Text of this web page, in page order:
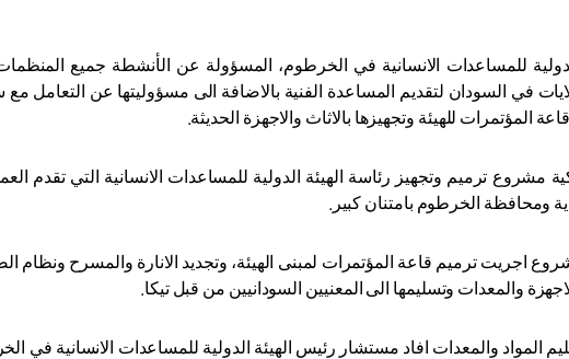
للمساعدات الانسانية في الخرطوم، المسؤولة عن الأنشطة جميع
في السودان لتقديم المساعدة الفنية بالاضافة الى مسؤوليتها عن التعامل
المؤتمرات للهيئة وتجهيزها بالاثاث والاجهزة الحديثة.
مشروع ترميم وتجهيز رئاسة الهيئة الدولية للمساعدات الانسانية التي تقدم
ومحافظة الخرطوم بامتنان كبير.
اجريت ترميم قاعة المؤتمرات لمبنى الهيئة، وتجديد الانارة والمسرح ونظام
والمعدات وتسليمها الى المعنيين السودانيين من قبل تيكا.
المواد والمعدات افاد مستشار رئيس الهيئة الدولية للمساعدات الانسانية في